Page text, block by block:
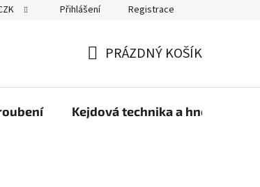
Přihlášení Registrace
KOŠÍK
PRÁZDNÝ KOŠÍK
Kejdová technika a hnojiva